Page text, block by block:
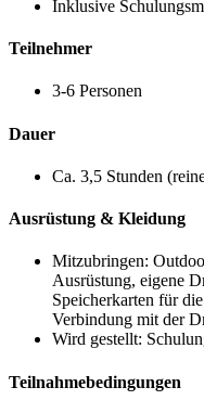
Inklusive
Teilnehmer
3-6 Personen
Dauer
Ca. 3,5 Stunden
Ausrüstung & Kleidung
Mitzubringen:
Ausrüstung, eigene
Speicherkarten für
Verbindung mit der
Wird gestellt:
Teilnahmebedingungen